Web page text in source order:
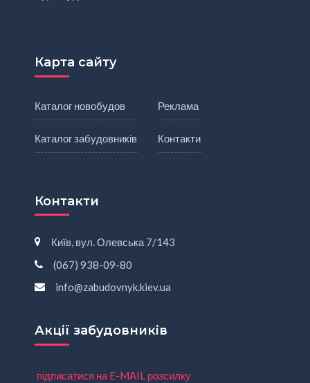
Карта сайту
Каталог новобудов
Каталог забудовників
Реклама
Контакти
Контакти
Київ, вул. Олевська 7/143
(067) 938-09-80
info@zabudovnyk.kiev.ua
Акції забудовників
підписатися на E-MAIL розсилку